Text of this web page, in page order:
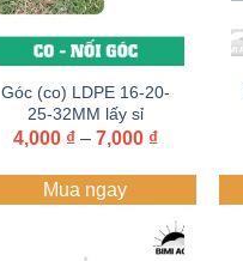
Góc (co) LDPE 16-20-
25-32MM lấy sỉ
Zalo+hotline
4,000 ₫ – 7,000 ₫Khoảng
từ
7,000 ₫
Mua ngay